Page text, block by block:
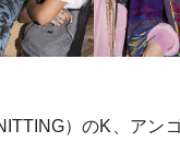
）のK、アン